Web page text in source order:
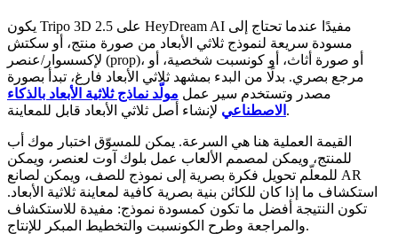
يكون Tripo 3D 2.5 على HeyDream AI مفيدًا عندما تحتاج إلى
مسودة سريعة لنموذج ثلاثي الأبعاد من صورة منتج، أو سكتش
لإكسسوار/عنصر (prop)، أو صورة أثاث، أو كونسبت شخصية، أو
مرجع بصري. بدلًا من البدء بمشهد ثلاثي الأبعاد فارغ، تبدأ بصورة
مصدر وتستخدم سير عمل مولّد نماذج ثلاثية الأبعاد بالذكاء
الاصطناعي لإنشاء أصل ثلاثي الأبعاد قابل للمعاينة.
القيمة العملية هنا هي السرعة. يمكن للمسوّق اختبار موك أب
للمنتج، ويمكن لمصمم الألعاب عمل بلوك آوت لعنصر، ويمكن
للمعلّم تحويل فكرة بصرية إلى نموذج للصف، ويمكن لصانع AR
استكشاف ما إذا كان للكائن بنية بصرية كافية لمعاينة ثلاثية الأبعاد.
تكون النتيجة أفضل ما تكون كمسودة نموذج: مفيدة للاستكشاف
والمراجعة وطرح الكونسبت والتخطيط المبكر للإنتاج.